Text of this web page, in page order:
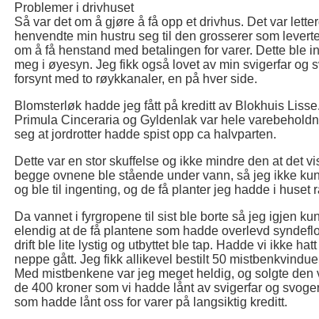
Problemer i drivhuset
Så var det om å gjøre å få opp et drivhus. Det var
henvendte min hustru seg til den grosserer som
om å få henstand med betalingen for varer. Dette ble
meg i øyesyn. Jeg fikk også lovet av min svigerfar og
forsynt med to røykkanaler, en på hver side.
Blomsterløk hadde jeg fått på kreditt av Blokhuis
Primula Cinceraria og Gyldenlak var hele
seg at jordrotter hadde spist opp ca halvparten.
Dette var en stor skuffelse og ikke mindre den at det
begge ovnene ble stående under vann, så jeg ikke
og ble til ingenting, og de få planter jeg hadde i huset
Da vannet i fyrgropene til sist ble borte så jeg igjen
elendig at de få plantene som hadde overlevd
drift ble lite lystig og utbyttet ble tap. Hadde vi ikke
neppe gått. Jeg fikk allikevel bestilt 50
Med mistbenkene var jeg meget heldig, og solgte
de 400 kroner som vi hadde lånt av svigerfar og
som hadde lånt oss for varer på langsiktig kreditt.